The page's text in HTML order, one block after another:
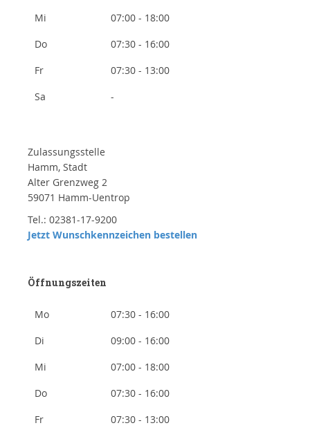
Mi
07:00 - 18:00
Do
07:30 - 16:00
Fr
07:30 - 13:00
Sa
-
Zulassungsstelle
Hamm, Stadt
Alter Grenzweg 2
59071 Hamm-Uentrop
Tel.: 02381-17-9200
Jetzt Wunschkennzeichen bestellen
Öffnungszeiten
Mo
07:30 - 16:00
Di
09:00 - 16:00
Mi
07:00 - 18:00
Do
07:30 - 16:00
Fr
07:30 - 13:00